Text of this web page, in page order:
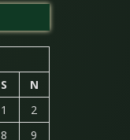
S
N
1
2
8
9